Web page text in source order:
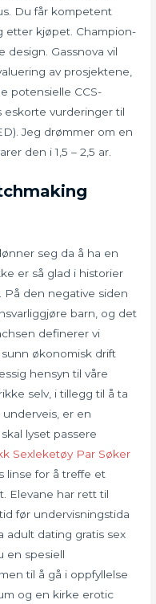
Du får kompetent
etter kjøpet. Champion-
Gassnova vil
av prosjektene,
potensielle CCS-
eskorte vurderinger til
Jeg drømmer om en
den i 1,5 – 2,5 ar.
seg da å ha en
er så glad i historier
den negative siden
barn, og det
definerer vi
økonomisk drift
hensyn til våre
selv, i tillegg til å ta
er en
lyset passere
Sexleketøy Par Søker
linse for å treffe et
Elevane har rett til
før undervisningstida
adult dating gratis sex
en spesiell
til å gå i oppfyllelse
og en kirke erotic